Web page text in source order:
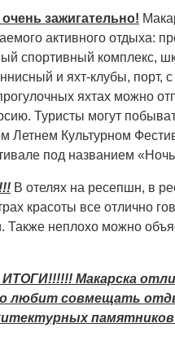
зажигательно!
активного отдыха:
спортивный комплекс,
и яхт-клубы, порт,
яхтах можно
Туристы могут
Летнем Культурном
под названием
В отелях на ресепшн, в
красоты все отлично
Также неплохо можно
Макарска
любит совмещать